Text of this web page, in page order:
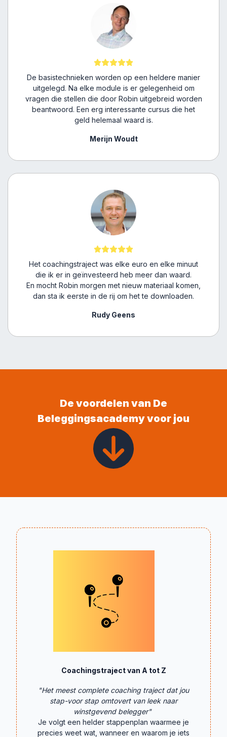
De basistechnieken worden op een heldere manier
uitgelegd. Na elke module is er gelegenheid om
vragen die stellen die door Robin uitgebreid worden
beantwoord. Een erg interessante cursus die het
geld helemaal waard is.
Merijn Woudt
Het coachingstraject was elke euro en elke minuut
die ik er in geïnvesteerd heb meer dan waard.
En mocht Robin morgen met nieuw materiaal komen,
dan sta ik eerste in de rij om het te downloaden.
Rudy Geens
De voordelen van De
Beleggingsacademy voor jou
Coachingstraject van A tot Z
"Het meest complete coaching traject dat jou
stap-voor stap omtovert van leek naar
winstgevend belegger"
Je volgt een helder stappenplan waarmee je
precies weet wat, wanneer en waarom je iets